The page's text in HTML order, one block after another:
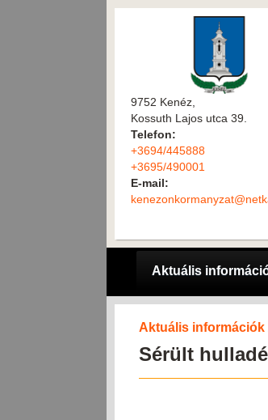
9752 Kenéz,
Kossuth Lajos utca 39.
Telefon:
+3694/445888
+3695/490001
E-mail:
Aktuális
Aktuális információk
Sérült